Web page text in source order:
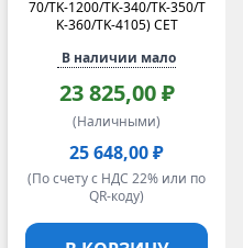
70/TK-1200/TK-340/TK-350/T
K-360/TK-4105) CET
В наличии мало
23 825,00 ₽
(Наличными)
25 648,00 ₽
(По счету с НДС 22% или по
QR-коду)